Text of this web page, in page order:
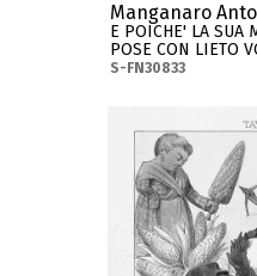
Manganaro
E POICHE' LA SUA
POSE CON LIETO
S-FN30833